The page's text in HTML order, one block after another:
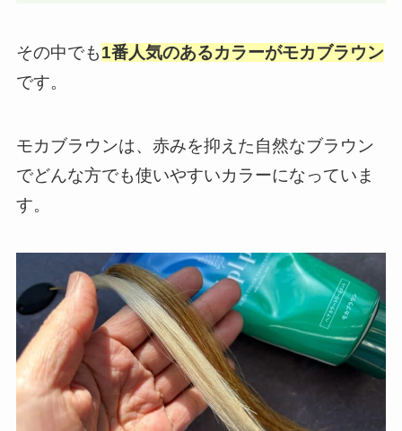
その中でも1番人気のあるカラーがモカブラウン
です。
モカブラウンは、赤みを抑えた自然なブラウン
でどんな方でも使いやすいカラーになっていま
す。